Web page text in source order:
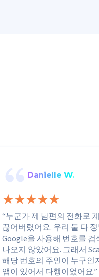
Danielle W.
“누군가 제 남편의 전화로
끊어버렸어요. 우리 둘 다
Google을 사용해 번호를
나오지 않았어요. 그래서
해당 번호의 주인이 누구인
앱이 있어서 다행이었어요.”